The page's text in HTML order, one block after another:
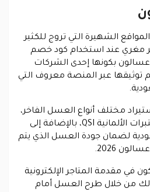
الشهيرة التي تروج للكثير
عند استخدام كود خصم
بكونها إحدى الشركات
توثيقها عبر المنصة معروف التي
مختلف أنواع العسل الفاخر،
ثم يتم فحصة داخل المختبرات الألمانية QSI، بالإضافة إلى
لضمان جودة العسل الذي يتم
2026.
مقدمة المتاجر الإلكترونية
من خلال طرح العسل أمام